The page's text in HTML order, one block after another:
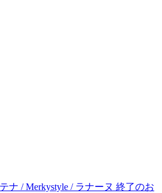
ナ / Merkystyle / ラナーヌ 終了のお